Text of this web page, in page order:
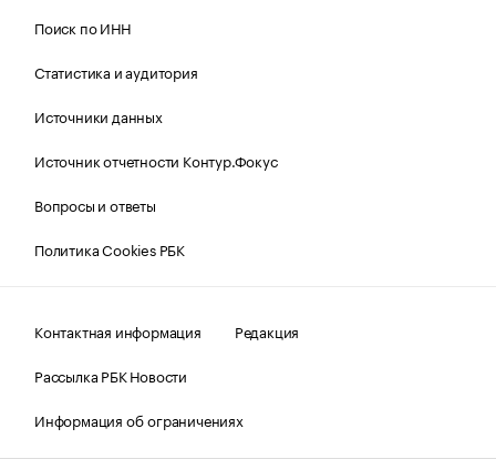
Поиск по ИНН
Статистика и аудитория
Источники данных
Источник отчетности Контур.Фокус
Вопросы и ответы
Политика Cookies РБК
Контактная информация
Редакция
Рассылка РБК Новости
Информация об ограничениях